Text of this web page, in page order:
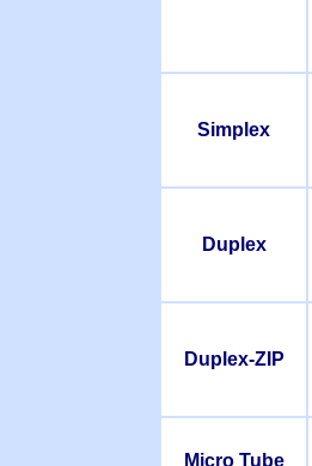
Simplex
Duplex
Duplex-ZIP
Micro Tube